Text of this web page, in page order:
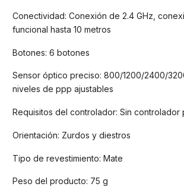
Conectividad: Conexión de 2.4 GHz,
funcional hasta 10 metros
Botones: 6 botones
Sensor óptico preciso: 800/1200/2400/
niveles de ppp ajustables
Requisitos del controlador: Sin controlador
Orientación: Zurdos y diestros
Tipo de revestimiento: Mate
Peso del producto: 75 g